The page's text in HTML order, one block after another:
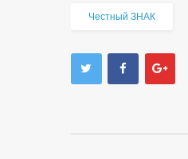
Честный ЗНАК